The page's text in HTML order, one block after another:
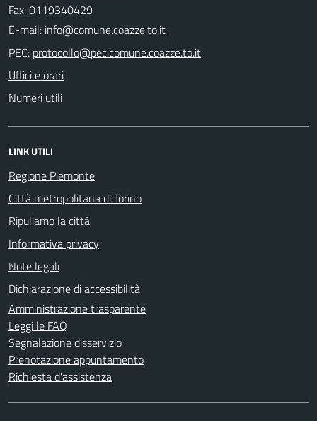
Fax: 0119340429
E-mail:
PEC:
Uffici e orari
Numeri utili
LINK UTILI
Regione Piemonte
Città metropolitana di Torino
Ripuliamo la città
Informativa privacy
Note legali
Dichiarazione di accessibilità
Amministrazione trasparente
Leggi le FAQ
Segnalazione disservizio
Prenotazione appuntamento
Richiesta d'assistenza